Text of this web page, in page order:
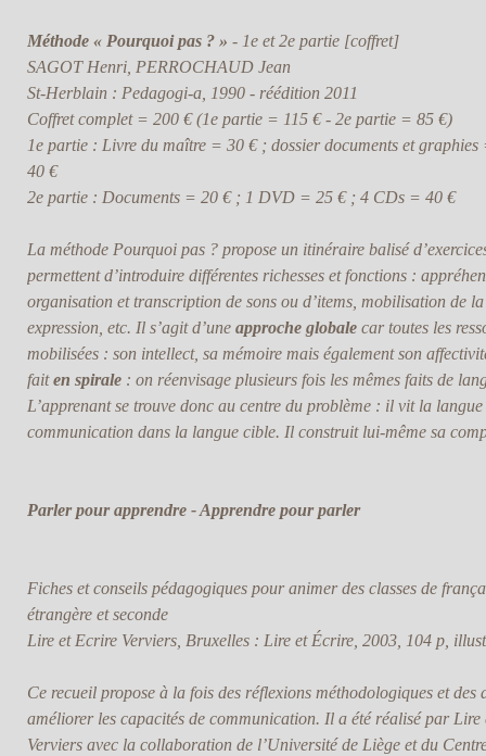
Méthode « Pourquoi pas ? » - 1e et 2e partie [coffret]
SAGOT Henri, PERROCHAUD Jean
St-Herblain : Pedagogi-a, 1990 - réédition 2011
Coffret complet = 200 € (1e partie = 115 € - 2e partie = 85 €)
1e partie : Livre du maître = 30 € ; dossier documents et
40 €
2e partie : Documents = 20 € ; 1 DVD = 25 € ; 4 CDs = 40 €
La méthode Pourquoi pas ? propose un itinéraire balisé
permettent d’introduire différentes richesses et fonctions :
organisation et transcription de sons ou d’items, mobilisation de
expression, etc. Il s’agit d’une approche globalecar toutes les
mobilisées : son intellect, sa mémoire mais également son
faiten spirale: on réenvisage plusieurs fois les mêmes faits de
L’apprenant se trouve donc au centre du problème : il vit la
communication dans la langue cible. Il construit lui-même sa
Parler pour apprendre - Apprendre pour parler
Fiches et conseils pédagogiques pour animer des classes de
étrangère et seconde
Lire et Ecrire Verviers, Bruxelles : Lire et Écrire, 2003, 104 p,
Ce recueil propose à la fois des réflexions méthodologiques et des
améliorer les capacités de communication. Il a été réalisé par Lire
Verviers avec la collaboration de l’Université de Liège et du